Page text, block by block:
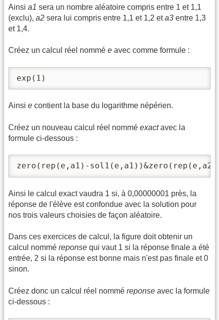
Ainsi a1 sera un nombre aléatoire compris entre 1 et 1,1
(exclu), a2 sera lui compris entre 1,1 et 1,2 eta3 entre 1,3
et 1,4.
Créez un calcul réel nommé e avec comme formule :
exp(1)
Ainsi e contient la base du logarithme népérien.
Créez un nouveau calcul réel nommé exactavec la
formule ci-dessous :
zero(rep(e,a1)-
Ainsi le calcul exact vaudra 1 si, à 0,00000001 près, la
réponse de l'élève est confondue avec la solution pour
nos trois valeurs choisies de façon aléatoire.
Dans ces exercices de calcul, la figure doit obtenir un
calcul nommé reponse qui vaut 1 si la réponse finale a été
entrée, 2 si la réponse est bonne mais n'est pas finale et 0
sinon.
Créez donc un calcul réel nommé reponse avec la formule
ci-dessous :